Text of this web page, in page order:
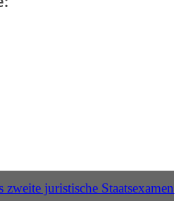
juristische Staatsexamen